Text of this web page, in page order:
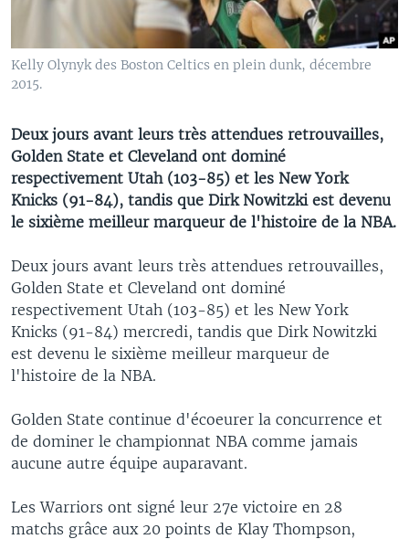
Kelly Olynyk des Boston Celtics en plein dunk, décembre
2015.
Deux jours avant leurs très attendues retrouvailles,
Golden State et Cleveland ont dominé
respectivement Utah (103-85) et les New York
Knicks (91-84), tandis que Dirk Nowitzki est devenu
le sixième meilleur marqueur de l'histoire de la NBA.
Deux jours avant leurs très attendues retrouvailles,
Golden State et Cleveland ont dominé
respectivement Utah (103-85) et les New York
Knicks (91-84) mercredi, tandis que Dirk Nowitzki
est devenu le sixième meilleur marqueur de
l'histoire de la NBA.
Golden State continue d'écoeurer la concurrence et
de dominer le championnat NBA comme jamais
aucune autre équipe auparavant.
Les Warriors ont signé leur 27e victoire en 28
matchs grâce aux 20 points de Klay Thompson,